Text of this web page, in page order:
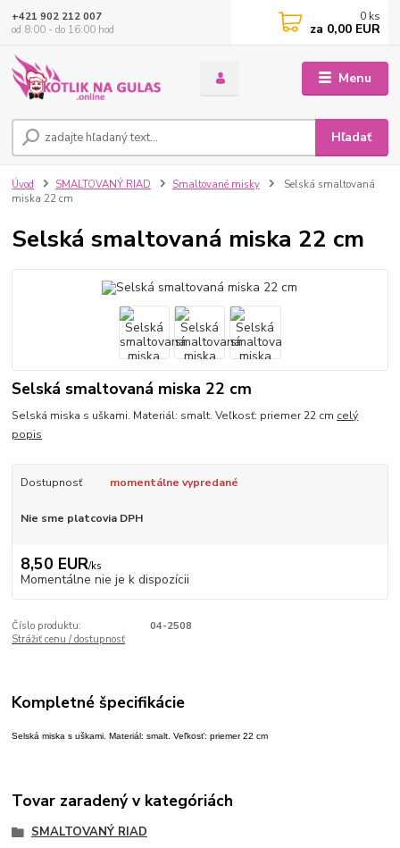
Menu
Hľadať
+421 902 212 007
od 8:00 - do 16:00 hod
0 ks
za 0,00 EUR
Úvod SMALTOVANÝ RIAD Smaltované misky
Selská smaltovaná
miska 22 cm
Selská smaltovaná miska 22 cm
Selská smaltovaná miska 22 cm
Selská miska s uškami. Materiál: smalt. Veľkosť: priemer 22 cm celý
popis
Dostupnosť momentálne vypredané
Nie sme platcovia DPH
8,50 EUR/ks
Momentálne nie je k dispozícii
Číslo produktu:
04-2508
Strážiť cenu / dostupnosť
Kompletné špecifikácie
Selská miska s uškami. Materiál: smalt. Veľkosť: priemer 22 cm
Tovar zaradený v kategóriách
SMALTOVANÝ RIAD